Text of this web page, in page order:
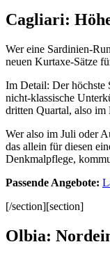
Cagliari:
Wer eine Sardinien-
neuen Kurtaxe-Sätze
Im Detail: Der höchste
nicht-klassische
dritten Quartal, also im
Wer also im Juli oder
das allein für diesen
Denkmalpflege,
Passende Angebote:
[/section][section]
Olbia: